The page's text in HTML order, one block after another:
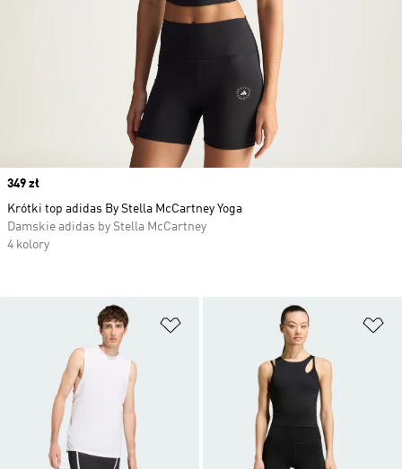
Dodaj do listy życzeń
Price
349 zł
Krótki top adidas By Stella McCartney Yoga
Damskie adidas by Stella McCartney
4 kolory